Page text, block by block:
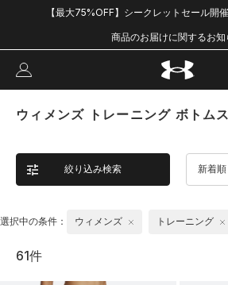
【最大75%OFF】シークレットセール開
商品のお届けに関するお知
ウィメンズ トレーニング ボトムス
絞り込み検索 新着順
選択中の条件： ウィメンズ トレーニング
61件